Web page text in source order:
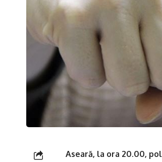
Aseară, la ora 20.00,